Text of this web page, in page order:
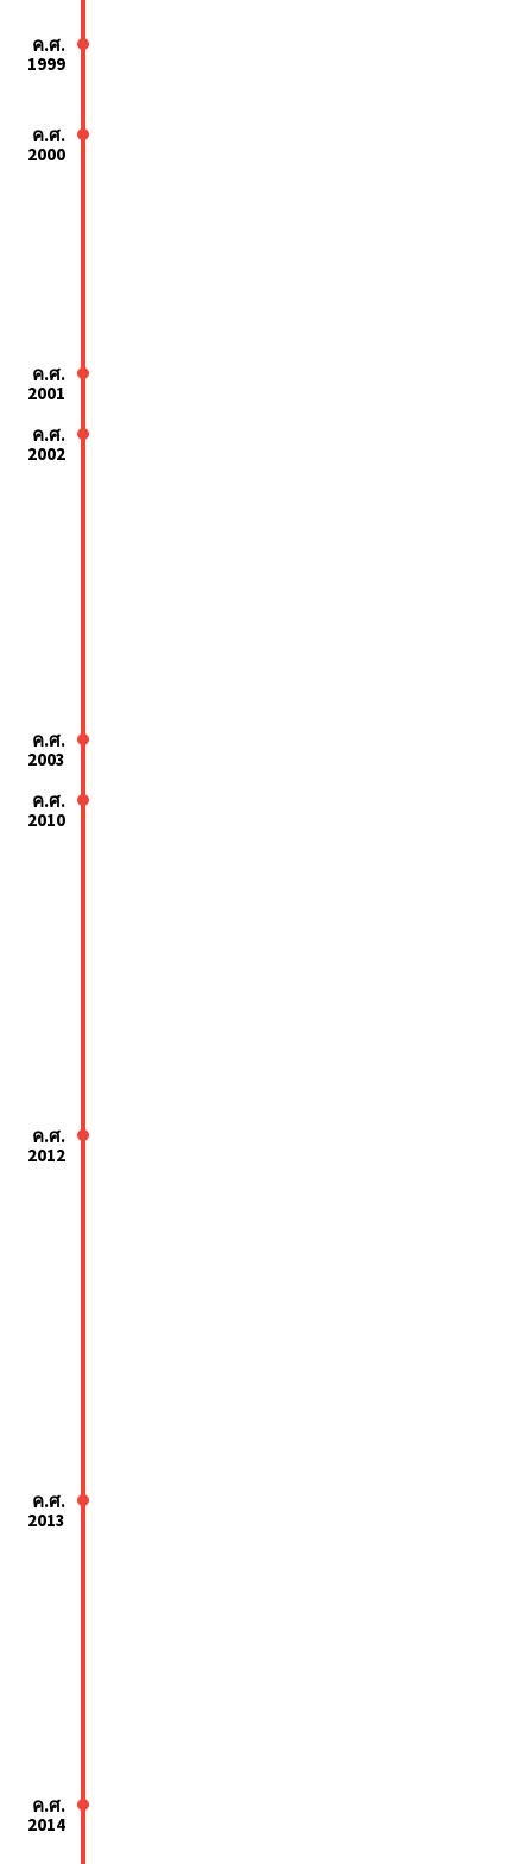
ค.ศ.
1999
ค.ศ.
2000
ค.ศ.
2001
ค.ศ.
2002
ค.ศ.
2003
ค.ศ.
2010
ค.ศ.
2012
ค.ศ.
2013
ค.ศ.
2014